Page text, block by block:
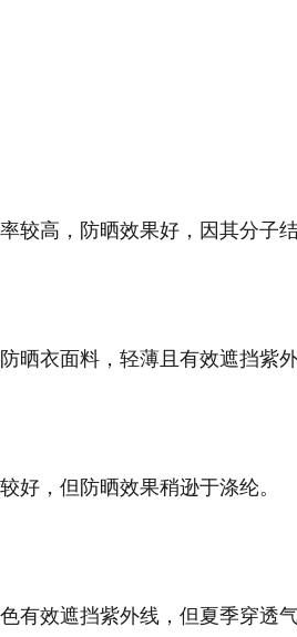
较高，防晒效果好，因其分子
晒衣面料，轻薄且有效遮挡紫
好，但防晒效果稍逊于涤纶‌。
有效遮挡紫外线，但夏季穿透